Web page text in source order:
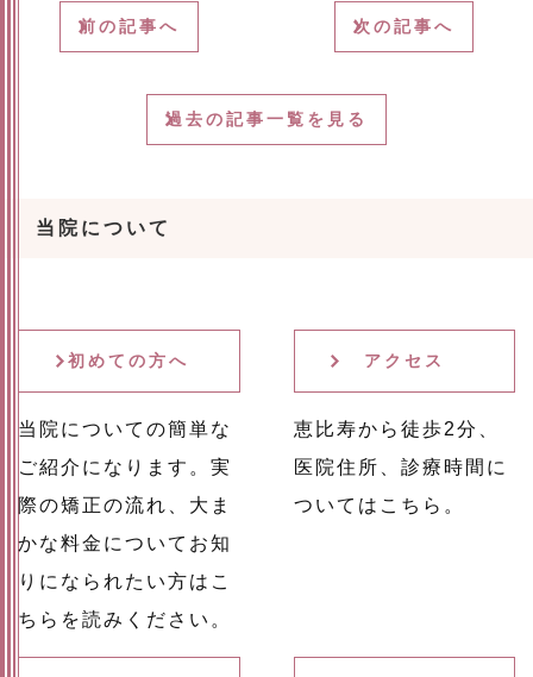
前の記事へ 次の記事へ
過去の記事一覧を見る
当院について
初めての方へ
当院についての簡単な
ご紹介になります。実
際の矯正の流れ、大ま
かな料金についてお知
りになられたい方はこ
ちらを読みください。
アクセス
恵比寿から徒歩2分、
医院住所、診療時間に
ついてはこちら。